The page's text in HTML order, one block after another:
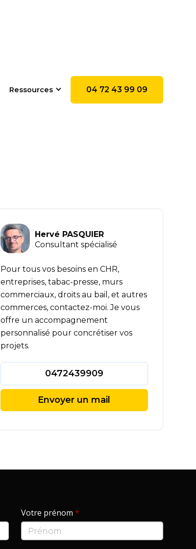
Ressources 04 72 43 99 09
Hervé PASQUIER
Consultant spécialisé
Pour tous vos besoins en CHR,
entreprises, tabac-presse, murs
commerciaux, droits au bail, et autres
commerces, contactez-moi. Je vous
offre un accompagnement
personnalisé pour concrétiser vos
projets.
0472439909
Envoyer un mail
Votre prénom *